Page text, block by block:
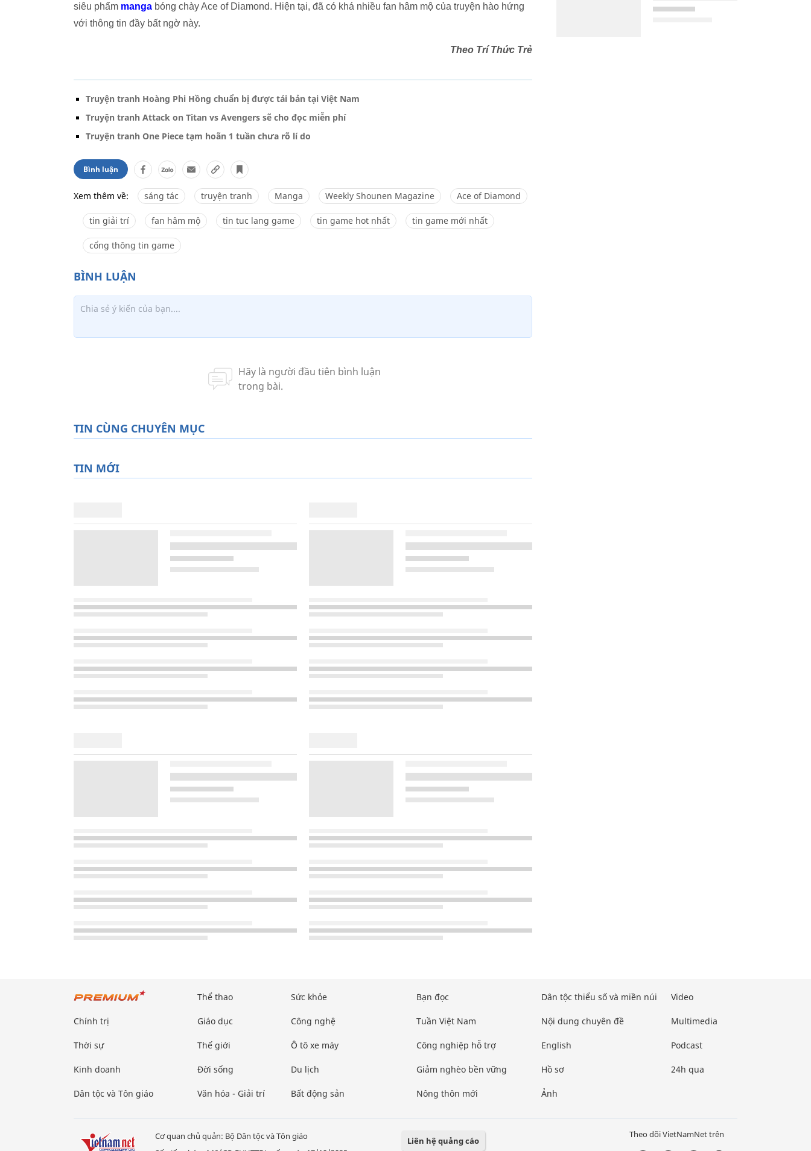
siêu phẩm manga bóng chày Ace of Diamond. Hiện tại, đã có khá nhiều fan hâm mộ của truyện hào hứng
với thông tin đầy bất ngờ này.
Theo Trí Thức Trẻ
Truyện tranh Hoàng Phi Hồng chuẩn bị được tái bản tại Việt Nam
Truyện tranh Attack on Titan vs Avengers sẽ cho đọc miễn phí
Truyện tranh One Piece tạm hoãn 1 tuần chưa rõ lí do
Bình luận
Xem thêm về: sáng tác truyện tranh Manga Weekly Shounen Magazine Ace of Diamond
tin giải trí fan hâm mộ tin tuc lang game tin game hot nhất tin game mới nhất
cổng thông tin game
TIN CÙNG CHUYÊN MỤC
TIN MỚI
Chính trị
Thời sự
Kinh doanh
Dân tộc và Tôn giáo
Thể thao
Giáo dục
Thế giới
Đời sống
Văn hóa - Giải trí
Sức khỏe
Công nghệ
Ô tô xe máy
Du lịch
Bất động sản
Bạn đọc
Tuần Việt Nam
Công nghiệp hỗ trợ
Giảm nghèo bền vững
Nông thôn mới
Dân tộc thiểu số và miền núi
Nội dung chuyên đề
English
Hồ sơ
Ảnh
Video
Multimedia
Podcast
24h qua
Cơ quan chủ quản: Bộ Dân tộc và Tôn giáo
Liên hệ quảng cáo
Theo dõi VietNamNet trên